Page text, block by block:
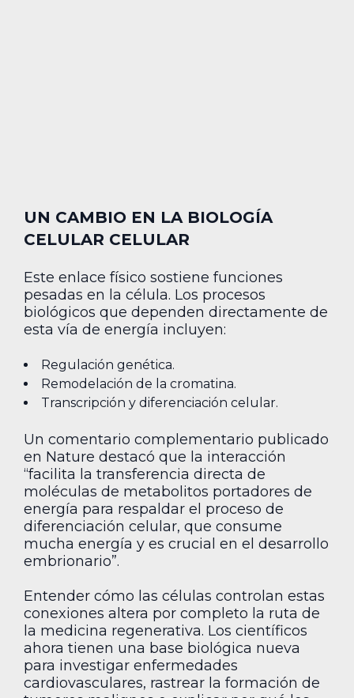
UN CAMBIO EN LA BIOLOGÍA
CELULAR CELULAR
Este enlace físico sostiene funciones
pesadas en la célula. Los procesos
biológicos que dependen directamente de
esta vía de energía incluyen:
Regulación genética.
Remodelación de la cromatina.
Transcripción y diferenciación celular.
Un comentario complementario publicado
en Nature destacó que la interacción
“facilita la transferencia directa de
moléculas de metabolitos portadores de
energía para respaldar el proceso de
diferenciación celular, que consume
mucha energía y es crucial en el desarrollo
embrionario”.
Entender cómo las células controlan estas
conexiones altera por completo la ruta de
la medicina regenerativa. Los científicos
ahora tienen una base biológica nueva
para investigar enfermedades
cardiovasculares, rastrear la formación de